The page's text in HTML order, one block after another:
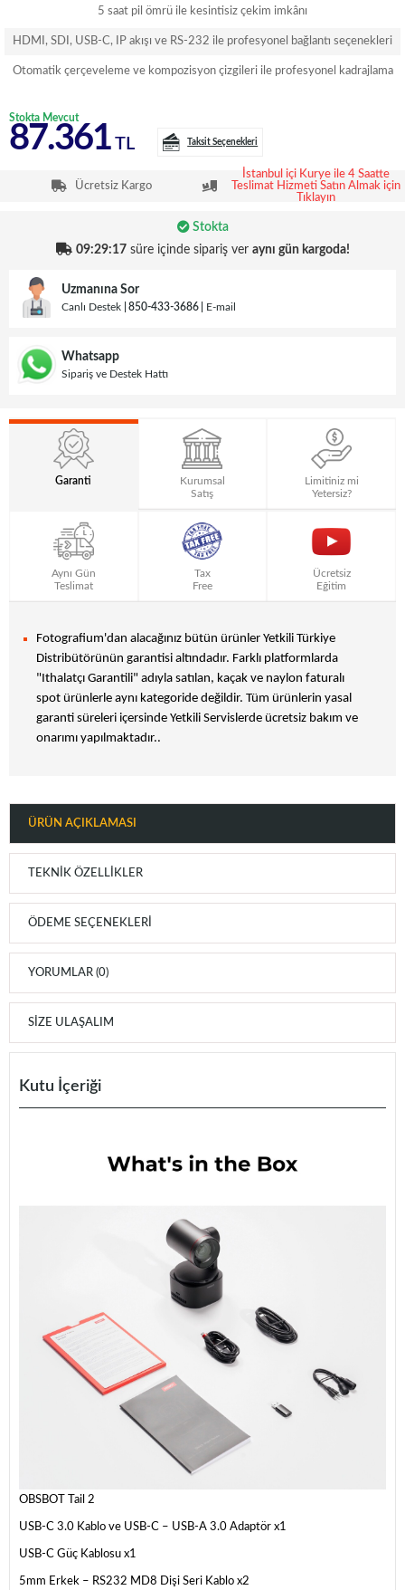
5 saat pil ömrü ile kesintisiz çekim imkânı
HDMI, SDI, USB-C, IP akışı ve RS-232 ile profesyonel bağlantı seçenekleri
Otomatik çerçeveleme ve kompozisyon çizgileri ile profesyonel kadrajlama
Stokta Mevcut
87.361 TL Taksit Seçenekleri
Ücretsiz Kargo
İstanbul içi Kurye ile 4 Saatte
Teslimat Hizmeti Satın Almak için
Tıklayın
Stokta
09:29:17süre içinde sipariş ver aynı gün kargoda!
Uzmanına Sor
Canlı Destek 850-433-3686 E-mail
Whatsapp
Sipariş ve Destek Hattı
Garanti
Kurumsal
Satış
Limitiniz mi
Yetersiz?
Aynı Gün
Teslimat
Tax
Free
Ücretsiz
Eğitim
Fotografium'dan alacağınız bütün ürünler Yetkili Türkiye
Distribütörünün garantisi altındadır. Farklı platformlarda
"Ithalatçı Garantili" adıyla satılan, kaçak ve naylon faturalı
spot ürünlerle aynı kategoride değildir. Tüm ürünlerin yasal
garanti süreleri içersinde Yetkili Servislerde ücretsiz bakım ve
onarımı yapılmaktadır..
ÜRÜN AÇIKLAMASI
TEKNIK ÖZELLIKLER
ÖDEME SEÇENEKLERI
YORUMLAR (0)
SIZE ULAŞALIM
Kutu İçeriği
OBSBOT Tail 2
USB-C 3.0 Kablo ve USB-C – USB-A 3.0 Adaptör x1
USB-C Güç Kablosu x1
5mm Erkek – RS232 MD8 Dişi Seri Kablo x2